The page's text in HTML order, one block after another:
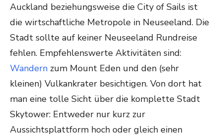
Auckland beziehungsweise die City of Sails ist
die wirtschaftliche Metropole in Neuseeland. Die
Stadt sollte auf keiner Neuseeland Rundreise
fehlen. Empfehlenswerte Aktivitäten sind:
Wandern zum Mount Eden und den (sehr
kleinen) Vulkankrater besichtigen. Von dort hat
man eine tolle Sicht über die komplette Stadt
Skytower: Entweder nur kurz zur
Aussichtsplattform hoch oder gleich einen